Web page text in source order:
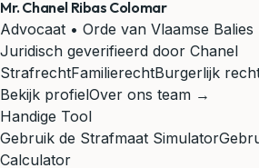
Mr. Chanel Ribas Colomar
Advocaat • Orde van Vlaamse
Juridisch geverifieerd door Chanel
StrafrechtFamilierechtBurgerlijk
Bekijk profielOver ons team →
Handige Tool
Gebruik de Strafmaat Simulator
Calculator